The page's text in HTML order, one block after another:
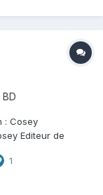
: Cosey
Editeur de
reconnaître,
1